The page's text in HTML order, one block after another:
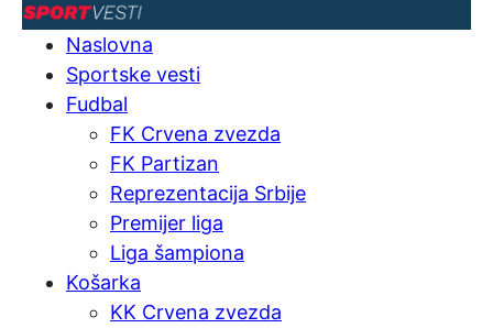
Naslovna
Sportske vesti
Fudbal
FK Crvena zvezda
FK Partizan
Reprezentacija Srbije
Premijer liga
Liga šampiona
Košarka
KK Crvena zvezda